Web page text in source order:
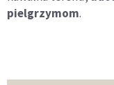
pielgrzymom.